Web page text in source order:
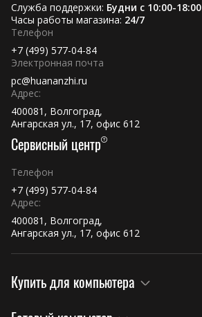
Служба поддержки: Будни с 10:00-18:00
Часы работы магазина: 24/7
Телефон
+7 (499) 577-04-84
Электронная почта
pc@huananzhi.ru
Адрес:
400081, Волгоград,
Ангарская ул., 17, офис 612
Сервисный центр
Телефон
+7 (499) 577-04-84
Адрес:
400081, Волгоград,
Ангарская ул., 17, офис 612
Купить для компьютера